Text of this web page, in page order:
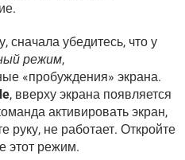
сначала убедитесь, что у
режим,
«пробуждения» экрана.
, вверху экрана появляется
активировать экран,
руку, не работает. Откройте
этот режим.